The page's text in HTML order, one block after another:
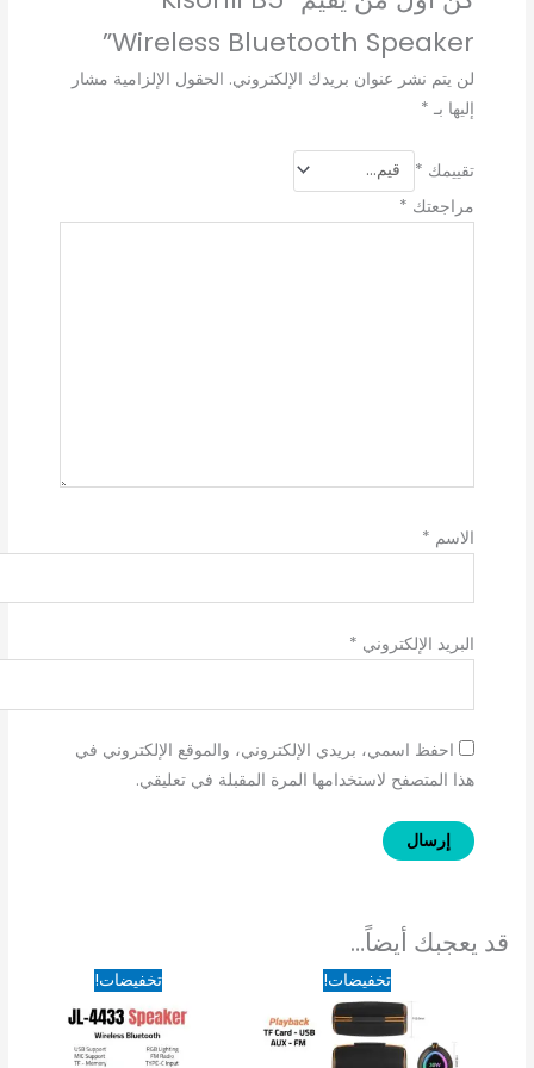
Wireless Bluetooth Speaker”
لن يتم نشر عنوان بريدك الإلكتروني. الحقول الإلزامية مشار
إليها بـ *
تقييمك *
مراجعتك *
الاسم *
البريد الإلكتروني *
احفظ اسمي، بريدي الإلكتروني، والموقع الإلكتروني في
هذا المتصفح لاستخدامها المرة المقبلة في تعليقي.
قد يعجبك أيضاً…
تخفيضات!
السعر
الأصلي
هو:
1,650EGP.
1,200EGP.
تخفيضات!
السعر
الأصلي
هو:
950EGP.
السعر
الحالي
هو:
650EGP.